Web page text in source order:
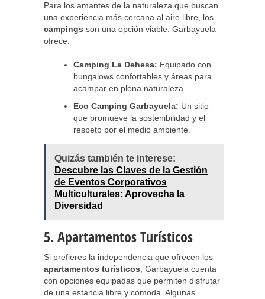
Para los amantes de la naturaleza que buscan
una experiencia más cercana al aire libre, los
campings son una opción viable. Garbayuela
ofrece:
Camping La Dehesa: Equipado con
bungalows confortables y áreas para
acampar en plena naturaleza.
Eco Camping Garbayuela: Un sitio
que promueve la sostenibilidad y el
respeto por el medio ambiente.
Quizás también te interese:
Descubre las Claves de la Gestión
de Eventos Corporativos
Multiculturales: Aprovecha la
Diversidad
5. Apartamentos Turísticos
Si prefieres la independencia que ofrecen los
apartamentos turísticos , Garbayuela cuenta
con opciones equipadas que permiten disfrutar
de una estancia libre y cómoda. Algunas